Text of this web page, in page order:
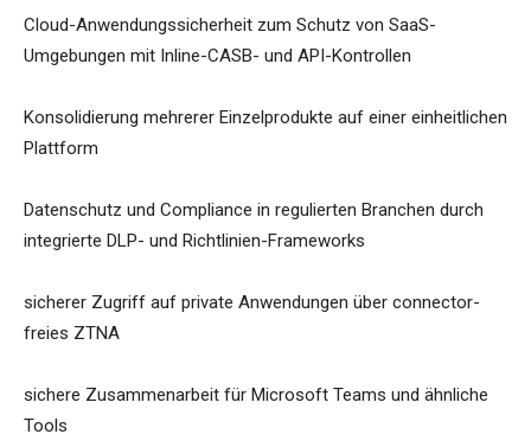
Cloud-Anwendungssicherheit zum Schutz von SaaS-
Umgebungen mit Inline-CASB- und API-Kontrollen
Konsolidierung mehrerer Einzelprodukte auf einer einheitlichen
Plattform
Datenschutz und Compliance in regulierten Branchen durch
integrierte DLP- und Richtlinien-Frameworks
sicherer Zugriff auf private Anwendungen über connector-
freies ZTNA
sichere Zusammenarbeit für Microsoft Teams und ähnliche
Tools